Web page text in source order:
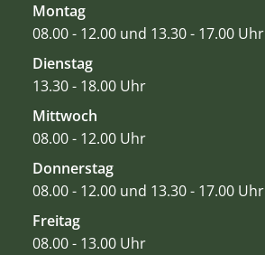
Montag
08.00 - 12.00 und 13.30 - 17.00 Uhr
Dienstag
13.30 - 18.00 Uhr
Mittwoch
08.00 - 12.00 Uhr
Donnerstag
08.00 - 12.00 und 13.30 - 17.00 Uhr
Freitag
08.00 - 13.00 Uhr